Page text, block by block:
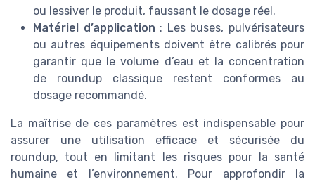
ou lessiver le produit, faussant le dosage réel.
Matériel d’application : Les buses, pulvérisateurs
ou autres équipements doivent être calibrés pour
garantir que le volume d’eau et la concentration
de roundup classique restent conformes au
dosage recommandé.
La maîtrise de ces paramètres est indispensable pour
assurer une utilisation efficace et sécurisée du
roundup, tout en limitant les risques pour la santé
humaine et l’environnement. Pour approfondir la